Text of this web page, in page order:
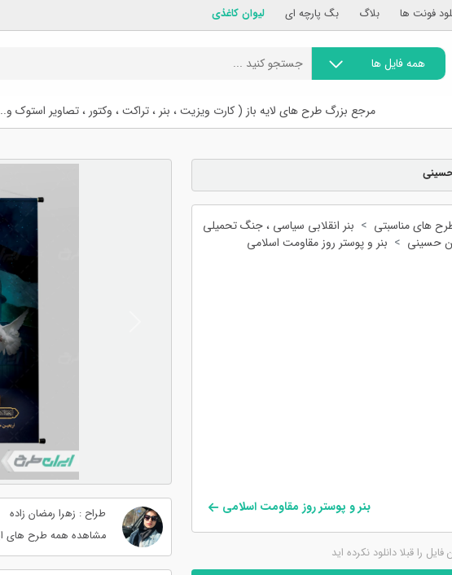
فونت ها بلاگ بگ پارچه ای لیوان کاغذی
همه فایل ها
مرجع بزرگ طرح های لایه باز ( کارت ویزیت ، بنر ، تراکت ، وکتور ، تصاویر استوک
های مناسبتی
بنر انقلابی سیاسی ، جنگ تحمیلی
حسینی
بنر و پوستر روز مقاومت اسلامی
بنر و پوستر روز مقاومت اسلامی
را قبلا دانلود نکرده اید
طراح : زهرا رمضان زاده
مشاهده همه طرح های